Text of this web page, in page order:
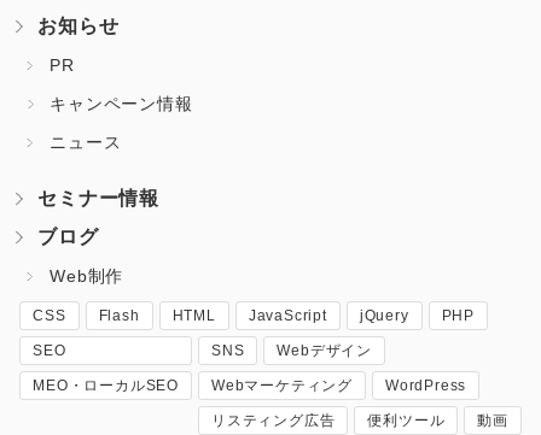
お知らせ
PR
キャンペーン情報
ニュース
セミナー情報
ブログ
Web制作
CSS Flash HTML JavaScript jQuery PHP
SEO
MEO・ローカルSEO
SNS Webデザイン
Webマーケティング WordPress
リスティング広告 便利ツール 動画